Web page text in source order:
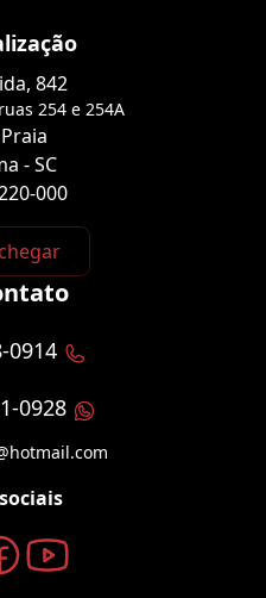
842
254 e 254A
- SC
000
0914
0928